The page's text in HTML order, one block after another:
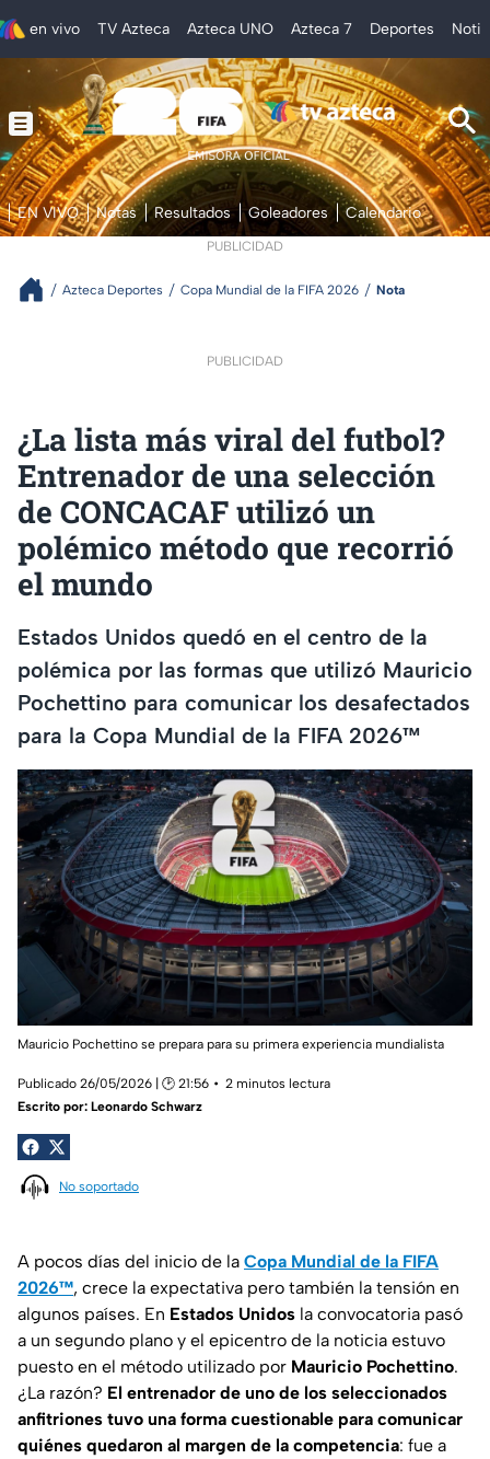
en vivo TV Azteca Azteca UNO Azteca 7 Deportes
EN VIVO Notas Resultados Goleadores Calendario
PUBLICIDAD
Azteca Deportes Copa Mundial de la FIFA 2026 Nota
PUBLICIDAD
¿La lista más viral del futbol?
Entrenador de una selección
de CONCACAF utilizó un
polémico método que recorrió
el mundo
Estados Unidos quedó en el centro de la
polémica por las formas que utilizó Mauricio
Pochettino para comunicar los desafectados
para la Copa Mundial de la FIFA 2026™
Mauricio Pochettino se prepara para su primera experiencia mundialista
Publicado 26/05/2026 | 🕑 21:56
2 minutos lectura
Escrito por: Leonardo Schwarz
No soportado
A pocos días del inicio de la Copa Mundial de la FIFA
2026™, crece la expectativa pero también la tensión en
algunos países. En Estados Unidos la convocatoria pasó
a un segundo plano y el epicentro de la noticia estuvo
puesto en el método utilizado por Mauricio Pochettino.
¿La razón? El entrenador de uno de los seleccionados
anfitriones tuvo una forma cuestionable para comunicar
quiénes quedaron al margen de la competencia: fue a